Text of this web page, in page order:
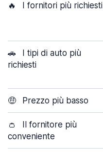
🔥 I fornitori più richiesti
🚗
I tipi di auto più
richiesti
🤑 Prezzo più basso
👛
Il fornitore più
conveniente